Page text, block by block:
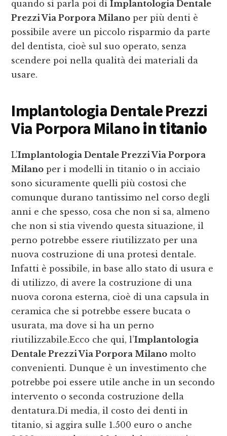
quando si parla poi diImplantologia Dentale
Prezzi Via Porpora Milano per più denti è
possibile avere un piccolo risparmio da parte
del dentista, cioè sul suo operato, senza
scendere poi nella qualità dei materiali da
usare.
Implantologia Dentale Prezzi
Via Porpora Milanoin titanio
L’Implantologia Dentale Prezzi Via Porpora
Milano per i modelli in titanio o in acciaio
sono sicuramente quelli più costosi che
comunque durano tantissimo nel corso degli
anni e che spesso, cosa che non si sa, almeno
che non si stia vivendo questa situazione, il
perno potrebbe essere riutilizzato per una
nuova costruzione di una protesi dentale.
Infatti è possibile, in base allo stato di usura e
di utilizzo, di avere la costruzione di una
nuova corona esterna, cioè di una capsula in
ceramica che si potrebbe essere bucata o
usurata, ma dove si ha un perno
riutilizzabile.Ecco che qui, l’Implantologia
Dentale Prezzi Via Porpora Milano molto
convenienti. Dunque è un investimento che
potrebbe poi essere utile anche in un secondo
intervento o seconda costruzione della
dentatura.Di media, il costo dei denti in
titanio, si aggira sulle 1.500 euro o anche